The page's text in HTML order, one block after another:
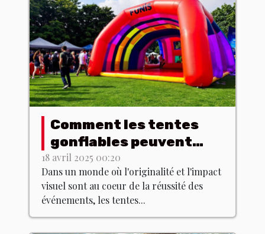
Comment les tentes
gonflables peuvent
dynamiser vos
événements
18 avril 2025 00:20
Dans un monde où l'originalité et l'impact
visuel sont au coeur de la réussité des
événements, les tentes...